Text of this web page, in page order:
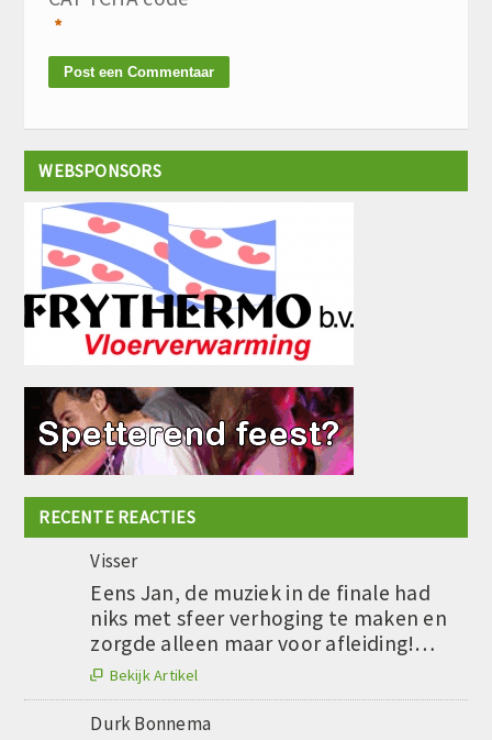
*
WEBSPONSORS
RECENTE REACTIES
Visser
Eens Jan, de muziek in de finale had
niks met sfeer verhoging te maken en
zorgde alleen maar voor afleiding!…
 Bekijk Artikel
Durk Bonnema